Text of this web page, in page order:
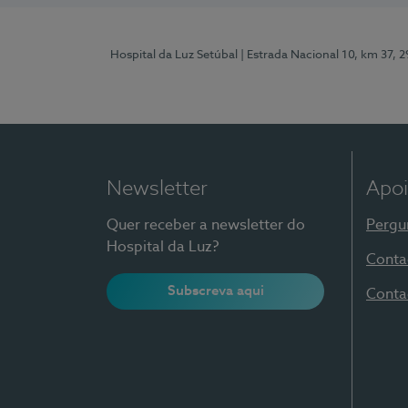
Hospital da Luz Setúbal | Estrada Nacional 10, km 37,
Newsletter
Quer receber a newsletter do
Hospital da Luz?
Subscreva aqui